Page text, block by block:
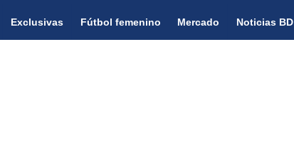
Exclusivas Fútbol femenino Mercado Noticias BD